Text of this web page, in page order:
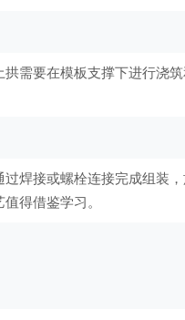
需要在模板支撑下进行浇
焊接或螺栓连接完成组装
得借鉴学习。